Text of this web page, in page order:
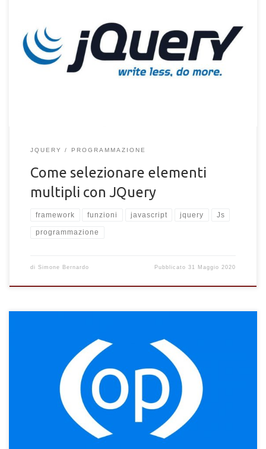
Come selezionare elementi multipli con JQuery. Selezione di
più elementi e selettori di una pagina web con JQuery.
JQUERY PROGRAMMAZIONE
Come selezionare elementi
multipli con JQuery
framework funzioni javascript jquery Js
programmazione
di Simone Bernardo Pubblicato31 Maggio 2020
Open.JS, il framework pensato per il mostra/nascondi elementi
in HTML in modo semplificato. COme si usa e come funziona